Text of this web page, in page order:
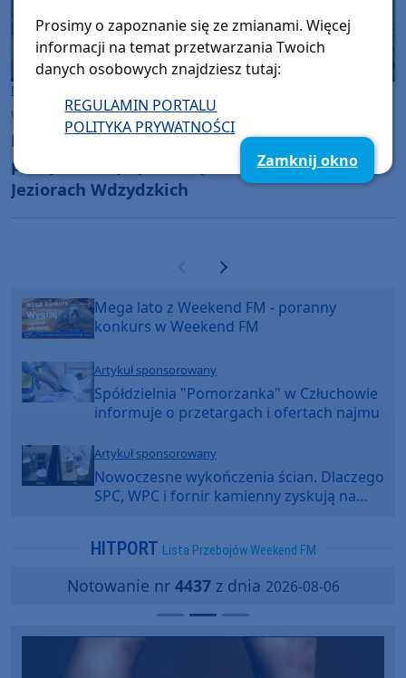
Powiat Kościerski
wtorek, 14 lipca 2026, 09:53 5
Bezpieczeństwo na wodzie po nadzorem
policji i straży rybackiej. Kontrole służb na
Jeziorach Wdzydzkich
Poprzednia strona
Następna strona
Mega lato z Weekend FM - poranny
konkurs w Weekend FM
Artykuł sponsorowany
Spółdzielnia "Pomorzanka" w Człuchowie
informuje o przetargach i ofertach najmu
Artykuł sponsorowany
Nowoczesne wykończenia ścian. Dlaczego
SPC, WPC i fornir kamienny zyskują na
HITPORT Lista Przebojów Weekend FM
Notowanie nr 4437z dnia 2026-08-06
Prosimy o zapoznanie się ze zmianami. Więcej
informacji na temat przetwarzania Twoich
danych osobowych znajdziesz tutaj:
REGULAMIN PORTALU
POLITYKA PRYWATNOŚCI
Zamknij okno